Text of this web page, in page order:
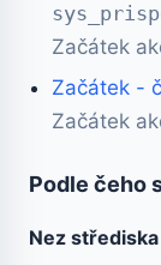
Začátek
Začátek -
Začátek
Podle čeho
Nez střediska